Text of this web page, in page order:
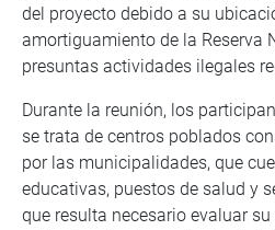
del proyecto debido a su
amortiguamiento de la Reserva
presuntas actividades ilegales
Durante la reunión, los
se trata de centros poblados
por las municipalidades, que
educativas, puestos de salud y
que resulta necesario evaluar